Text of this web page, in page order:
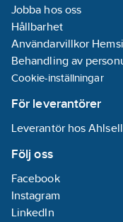
Jobba hos oss
Hållbarhet
Användarvillkor
Behandling av
Cookie-inställningar
För leverantörer
Leverantör hos Ahlsell
Följ oss
Facebook
Instagram
LinkedIn